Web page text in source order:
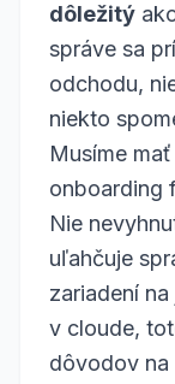
dôležitý
správe sa
odchodu,
niekto
Musíme
onboarding
Nie
uľahčuje
zariadení
v cloude,
dôvodov na